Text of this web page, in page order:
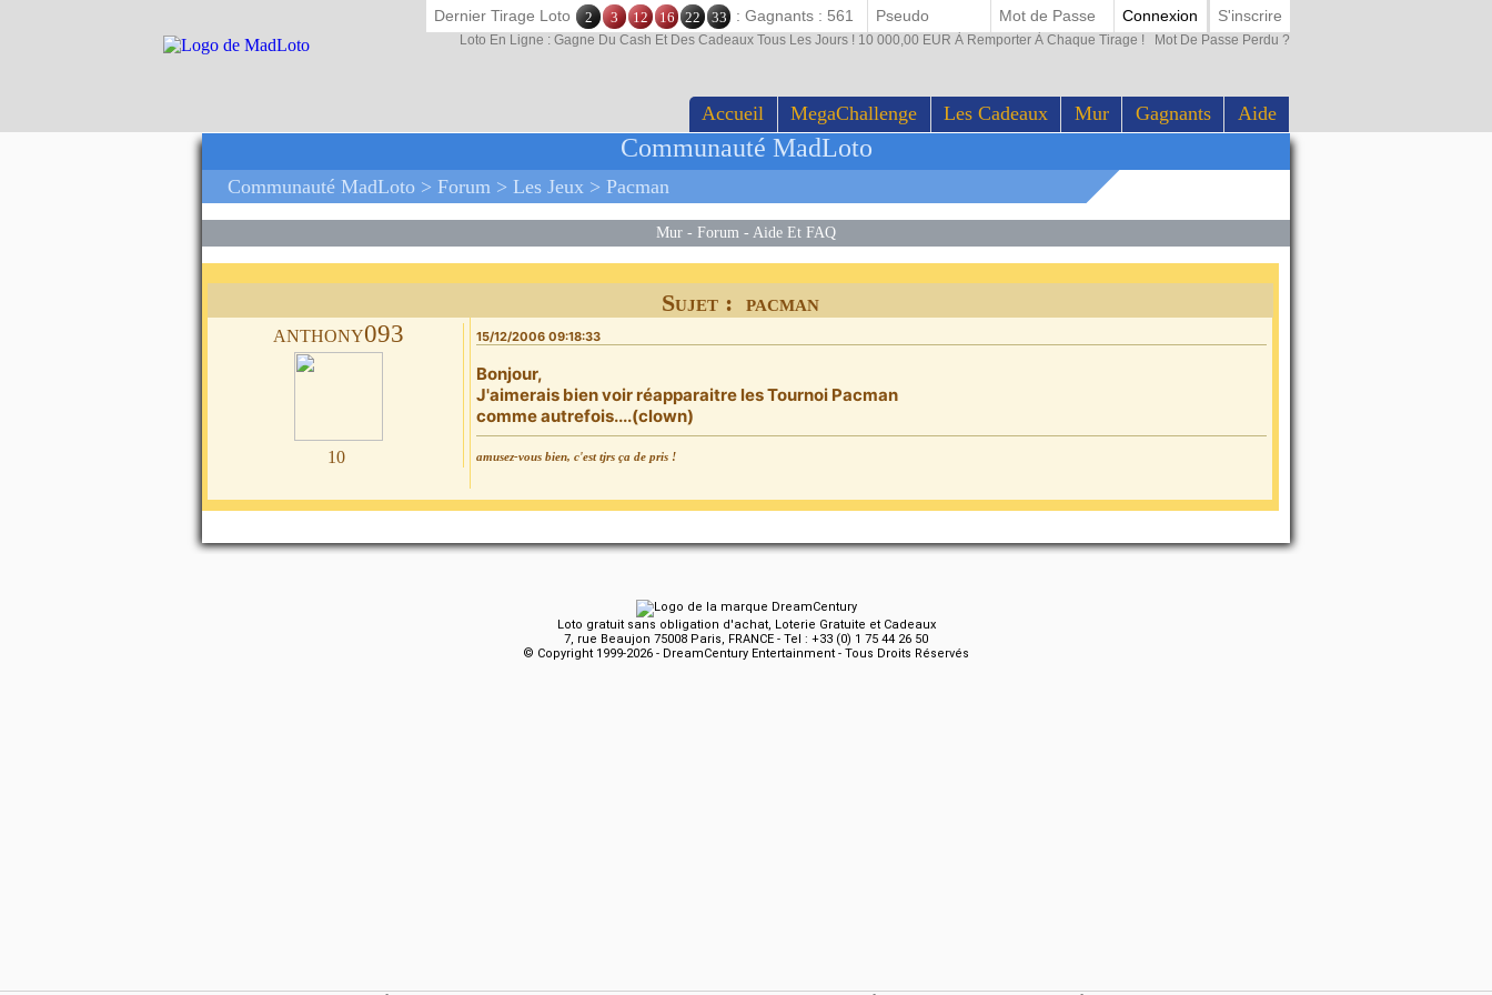
Accueil MegaChallenge Les Cadeaux Mur Gagnants Aide
Dernier Tirage Loto 2 3 12 16 22 33 : Gagnants : 561 Connexion S'inscrire
Loto En Ligne : Gagne Du Cash Et Des Cadeaux Tous Les Jours ! 10 000,00 EUR À Remporter À Chaque Tirage ! Mot De Passe Perdu ?
Communauté MadLoto
Communauté MadLoto > Forum > Les Jeux > Pacman
Mur - Forum - Aide Et FAQ
Sujet : pacman
anthony093
10
15/12/2006 09:18:33
Bonjour,
J'aimerais bien voir réapparaitre les Tournoi Pacman
comme autrefois....(clown)
amusez-vous bien, c'est tjrs ça de pris !
Loto gratuit sans obligation d'achat, Loterie Gratuite et Cadeaux
7, rue Beaujon 75008 Paris, FRANCE - Tel : +33 (0) 1 75 44 26 50
© Copyright 1999-2026 - DreamCentury Entertainment - Tous Droits Réservés